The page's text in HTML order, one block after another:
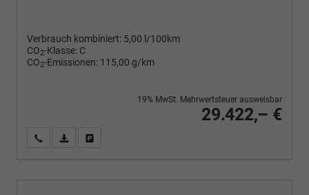
Verbrauch kombiniert: 5,00 l/100km
CO2-Klasse: C
CO2-Emissionen: 115,00 g/km
29.422,– €
19% MwSt. Mehrwertsteuer ausweisbar
Wir rufen Sie anPDF-Fahrzeugexposé drucken